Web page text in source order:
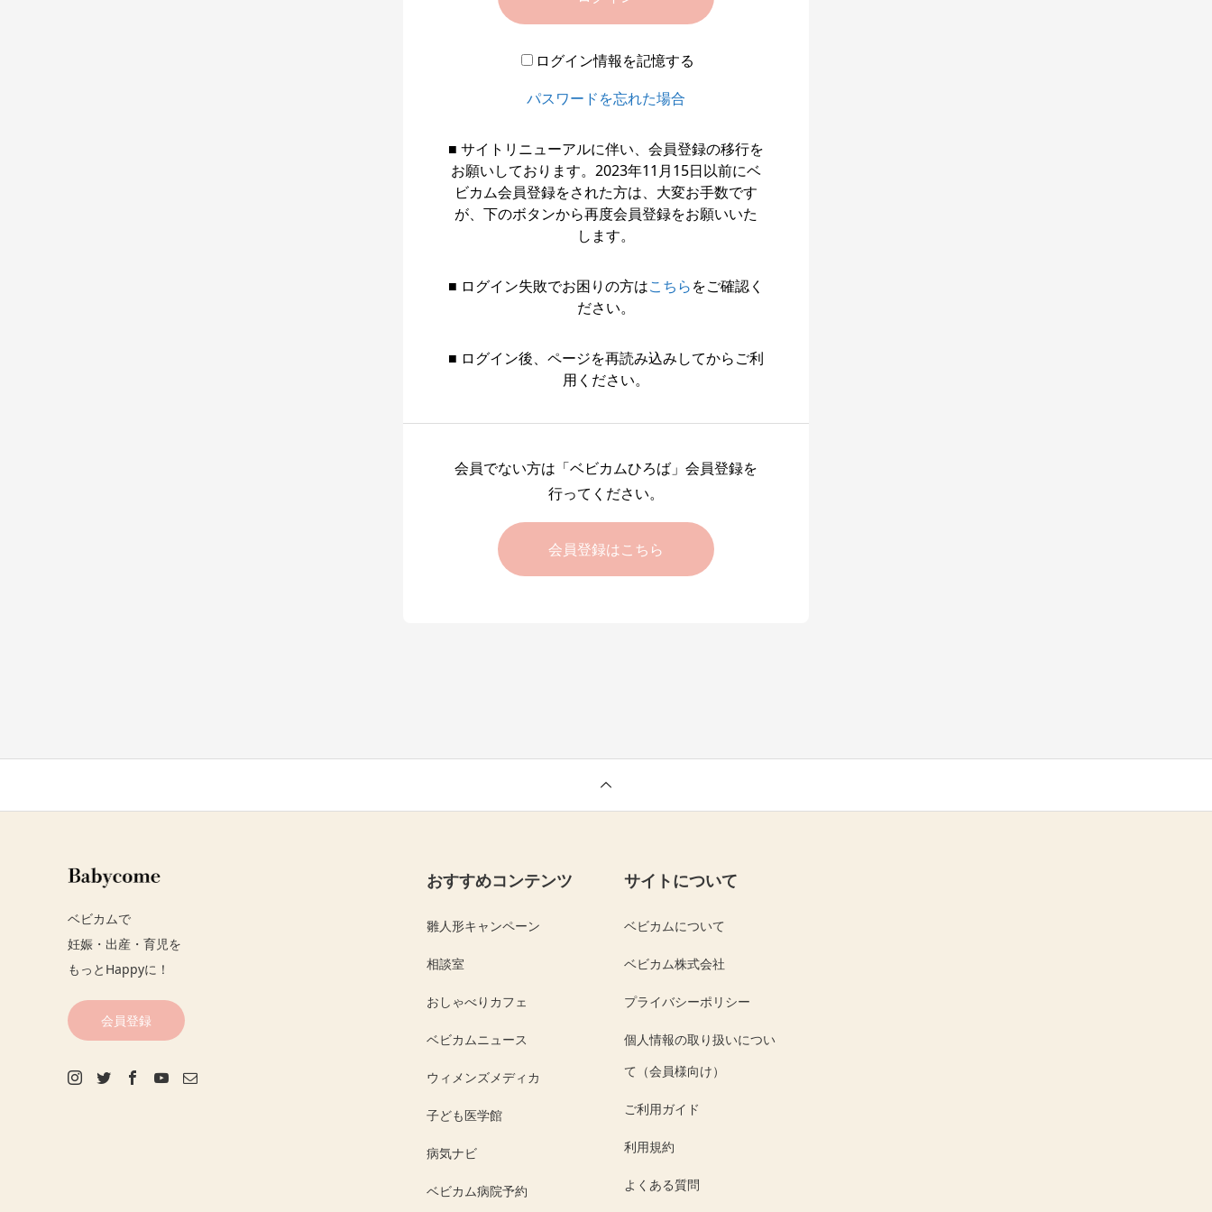
ログイン情報を記憶する
パスワードを忘れた場合
■ サイトリニューアルに伴い、会員登録の移行を
お願いしております。2023年11月15日以前にベ
ビカム会員登録をされた方は、大変お手数です
が、下のボタンから再度会員登録をお願いいた
します。
■ ログイン失敗でお困りの方はこちらをご確認く
ださい。
■ ログイン後、ページを再読み込みしてからご利
用ください。
会員でない方は「ベビカムひろば」会員登録を
行ってください。
会員登録はこちら
ベビカムで
妊娠・出産・育児を
もっとHappyに！
会員登録
おすすめコンテンツ
雛人形キャンペーン
相談室
おしゃべりカフェ
ベビカムニュース
ウィメンズメディカ
子ども医学館
病気ナビ
ベビカム病院予約
サイトについて
ベビカムについて
ベビカム株式会社
プライバシーポリシー
個人情報の取り扱いについ
て（会員様向け）
ご利用ガイド
利用規約
よくある質問